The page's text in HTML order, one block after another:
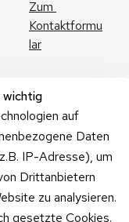
wichtig
auf
Daten
IP-Adresse), um
Drittanbietern
zu analysieren.
gesetzte Cookies.
Zum
Kontaktformu
lar